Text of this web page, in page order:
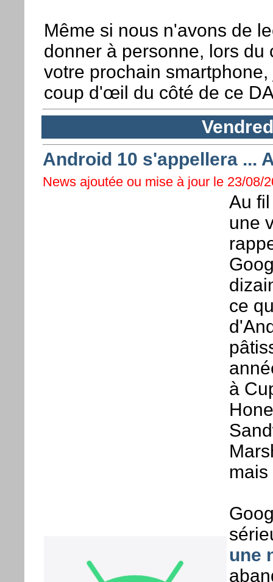
Même si nous n'avons de
donner à personne, lors du
votre prochain smartphone,
coup d'œil du côté de ce
Android 10 s'appellera ...
News ajoutée ou mise à jour le 23/08/
Au
une
ce
à
une